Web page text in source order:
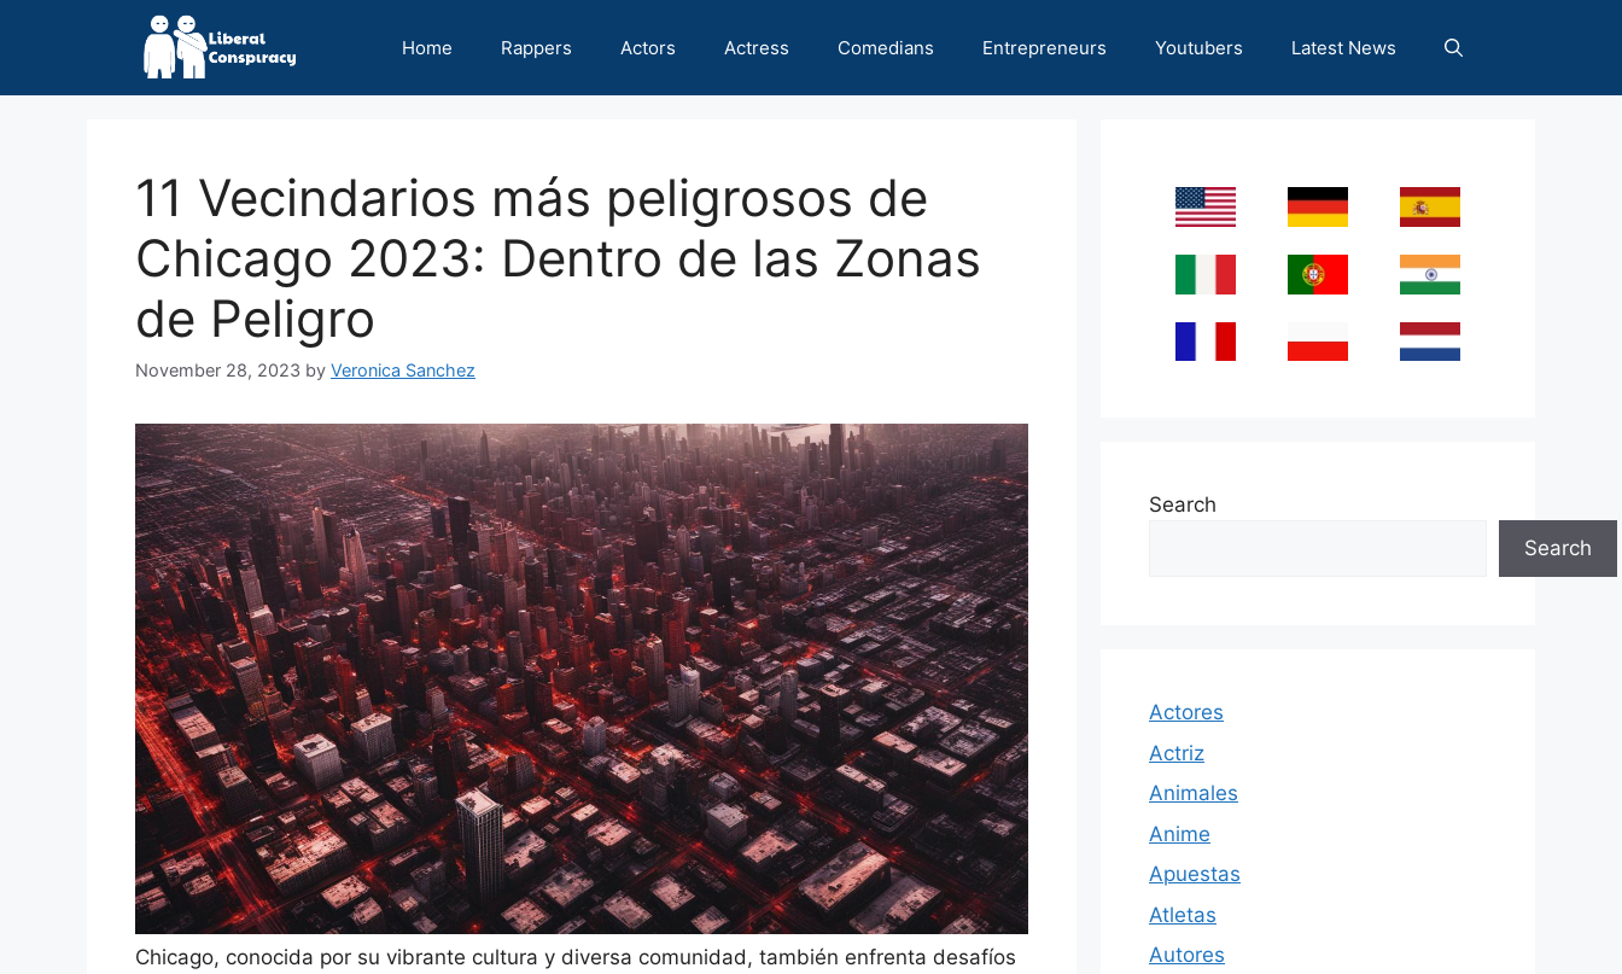
Home Rappers Actors Actress Comedians Entrepreneurs Youtubers Latest News
11 Vecindarios más peligrosos de
Chicago 2023: Dentro de las Zonas
de Peligro
November 28, 2023 by Veronica Sanchez
Chicago, conocida por su vibrante cultura y diversa comunidad, también enfrenta desafíos
Search
Search
Actores
Actriz
Animales
Anime
Apuestas
Atletas
Autores